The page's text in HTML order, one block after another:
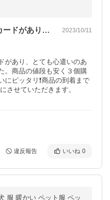
汗止め シンプル
丁寧な梱包とメッセージカードがあり、と… 2023/10/11
があり、とても心遣いのあ
。商品の値段も安く３個購
にピッタリ❗️商品の到着まで
させていただきます。
違反報告 いいね 0
服 暖かい ペット服 ペッ